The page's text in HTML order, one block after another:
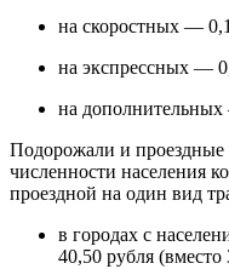
на скоростных —
на экспрессных —
на
Подорожали и проездные
численности населения
проездной на один вид
в городах с
40,50 рубля (вместо